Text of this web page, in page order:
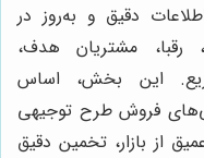
دقیق و به‌روز در
رقبا، مشتریان هدف،
این بخش، اساس
فروش طرح توجیهی
از بازار، تخمین دقیق